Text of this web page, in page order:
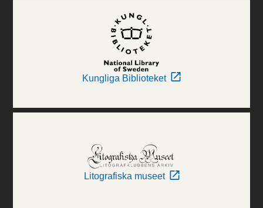
Kungliga Biblioteket
Litografiska museet